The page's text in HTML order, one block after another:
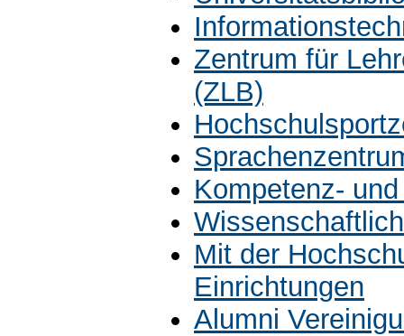
Zentrum für
(ZLB)
Kompetenz-
Mit der
Einrichtungen
Alumni